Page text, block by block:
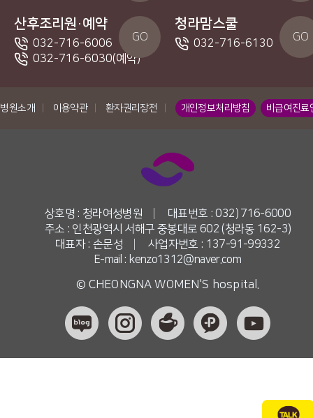
산후조리원·예약
032-716-6006
032-716-6030(예약)
GO
청라맘스쿨
032-716-6130 GO
병원소개 이용약관 환자권리장전 개인정보처리방침 비급여진료
상호명 : 청라여성병원
대표번호 : 032) 716-6000
주소 : 인천광역시 서해구 중봉대로 602 (청라동 162-3)
대표자 : 손문성
사업자번호 : 137-91-99332
E-mail : kenzo1312@naver.com
© CHEONGNA WOMEN'S hospital.